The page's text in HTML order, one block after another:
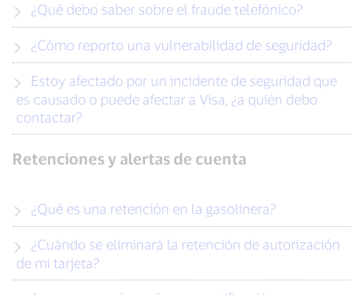
¿Qué debo saber sobre el fraude telefónico?
¿Cómo reporto una vulnerabilidad de seguridad?
es causado o puede afectar a Visa, ¿a quién debo
contactar?
Retenciones y alertas de cuenta
¿Qué es una retención en la gasolinera?
de mi tarjeta?